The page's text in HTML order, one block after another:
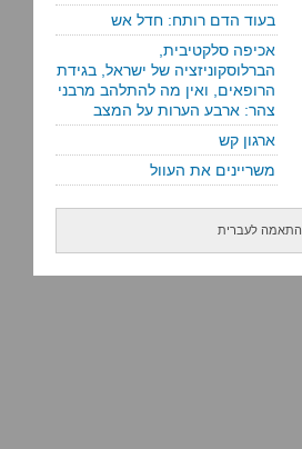
בעוד הדם רותח: חדל אש
אכיפה סלקטיבית,
הברלוסקוניזציה של ישראל, בגידת
הרופאים, ואין מה להתלהב מרבני
צהר: ארבע הערות על המצב
ארגון קש
משריינים את העוול
התאמה לעברית